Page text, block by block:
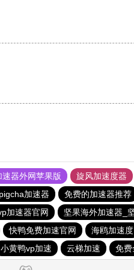
器外网苹果版 旋风加速度器
pigcha加速器 免费的加速器推荐
加速器官网 坚果海外加速器_
快鸭免费加速官网 海鸥加速度
小黄鸭vp加速 云梯加速 免费